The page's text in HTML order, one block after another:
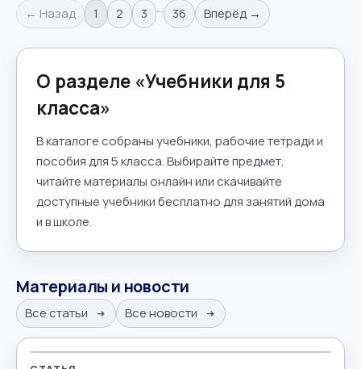
← Назад
1 2 3 … 36 Вперёд →
О разделе «Учебники для 5
класса»
В каталоге собраны учебники, рабочие тетради и
пособия для 5 класса. Выбирайте предмет,
читайте материалы онлайн или скачивайте
доступные учебники бесплатно для занятий дома
и в школе.
Материалы и новости
Все статьи Все новости